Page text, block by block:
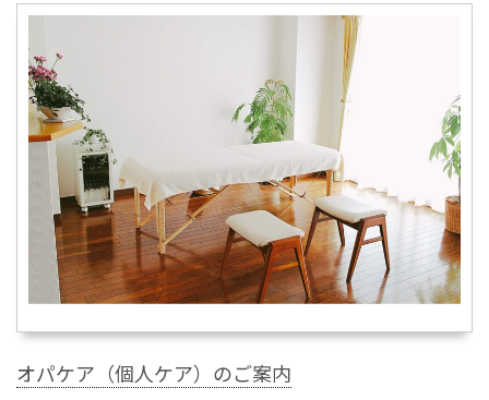
オパケア（個人ケア）のご案内